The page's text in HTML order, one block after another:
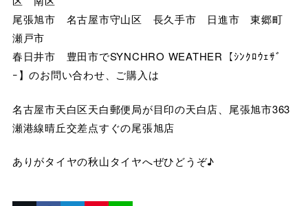
尾張旭市 名古屋市守山区 長久手市 日進市 東郷町
瀬戸市
春日井市 豊田市でSYNCHRO WEATHER【ｼﾝｸﾛｳｪｻﾞ
ｰ】のお問い合わせ、ご購入は
名古屋市天白区天白郵便局が目印の天白店、尾張旭市363
瀬港線晴丘交差点すぐの尾張旭店
ありがタイヤの秋山タイヤへぜひどうぞ♪